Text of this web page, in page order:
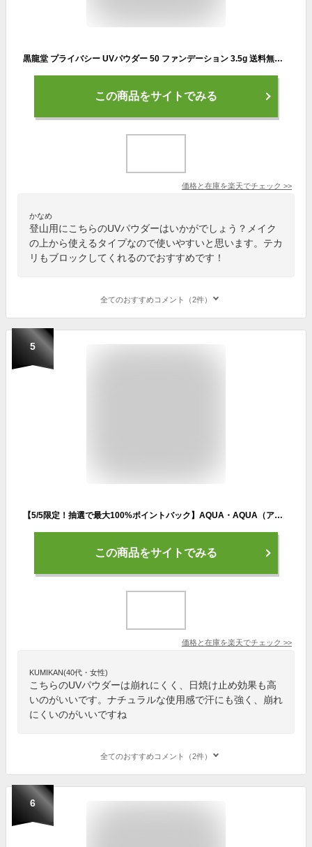
黒龍堂 プライバシー UVパウダー 50 ファンデーション 3.5g 送料無料 【SK08469】
この商品をサイトでみる
価格と在庫を楽天でチェック >>
かなめ
登山用にこちらのUVパウダーはいかがでしょう？メイク
の上から使えるタイプなので使いやすいと思います。テカ
リもブロックしてくれるのでおすすめです！
全てのおすすめコメント（2件）
5
【5/5限定！抽選で最大100%ポイントバック】AQUA・AQUA（アクア・アクア）オーガニックフェイスパウダーUV SPF50／PA++++ | パールベージュ パールピンク AQUAAQUA パウダーファンデ アクアアクア パウダー uvパウダー フェイスパウダー
この商品をサイトでみる
価格と在庫を楽天でチェック >>
KUMIKAN(40代・女性)
こちらのUVパウダーは崩れにくく、日焼け止め効果も高
いのがいいです。ナチュラルな使用感で汗にも強く、崩れ
にくいのがいいですね
全てのおすすめコメント（2件）
6